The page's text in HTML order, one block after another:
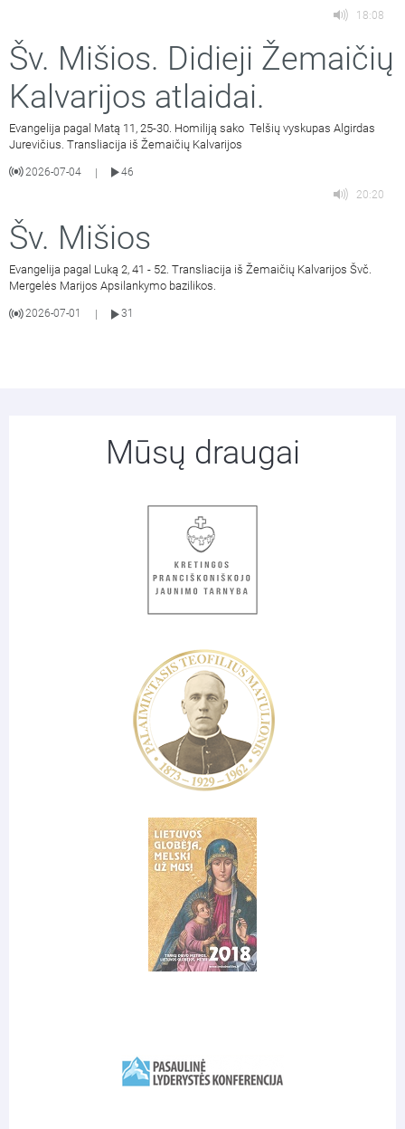
18:08
Šv. Mišios. Didieji Žemaičių
Kalvarijos atlaidai.
Evangelija pagal Matą 11, 25-30. Homiliją sako Telšių vyskupas Algirdas
Jurevičius. Transliacija iš Žemaičių Kalvarijos
2026-07-04 |
46
20:20
Šv. Mišios
Evangelija pagal Luką 2, 41 - 52. Transliacija iš Žemaičių Kalvarijos Švč.
Mergelės Marijos Apsilankymo bazilikos.
2026-07-01 31
Mūsų draugai